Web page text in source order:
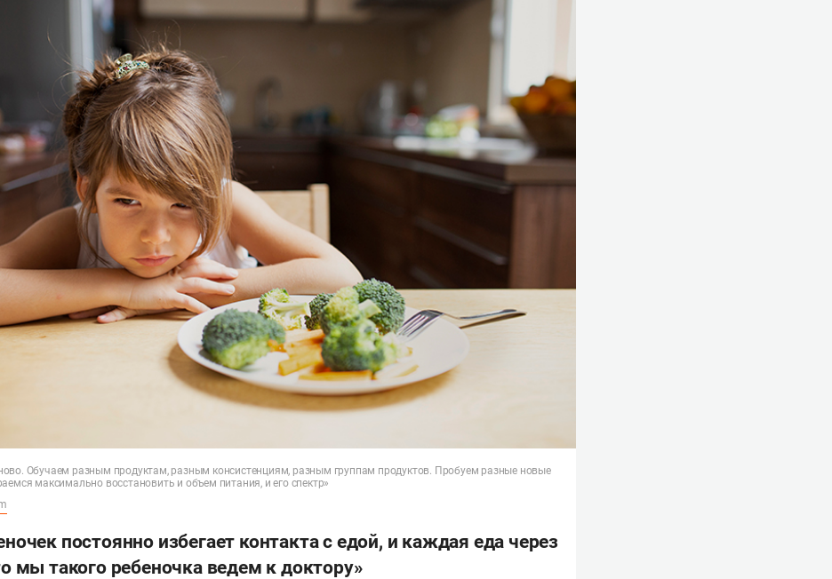
Обучаем разным продуктам, разным консистенциям, разным группам продуктов. Пробуем разные новые
максимально восстановить и объем питания, и его спектр»
постоянно избегает контакта с едой, и каждая еда через
мы такого ребеночка ведем к доктору»